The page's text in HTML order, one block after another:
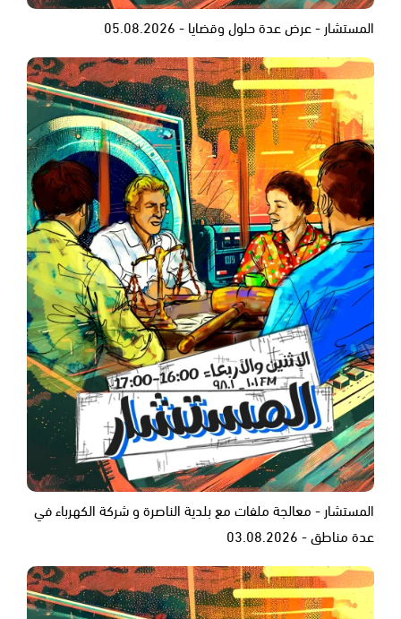
المستشار - عرض عدة حلول وقضايا - 05.08.2026
المستشار - معالجة ملفات مع بلدية الناصرة و شركة الكهرباء في
عدة مناطق - 03.08.2026